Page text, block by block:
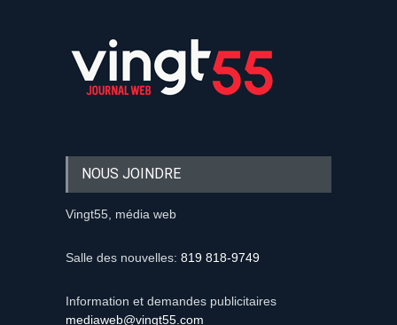
NOUS JOINDRE
Vingt55, média web
Salle des nouvelles: 819 818-9749
Information et demandes publicitaires
mediaweb@vingt55.com